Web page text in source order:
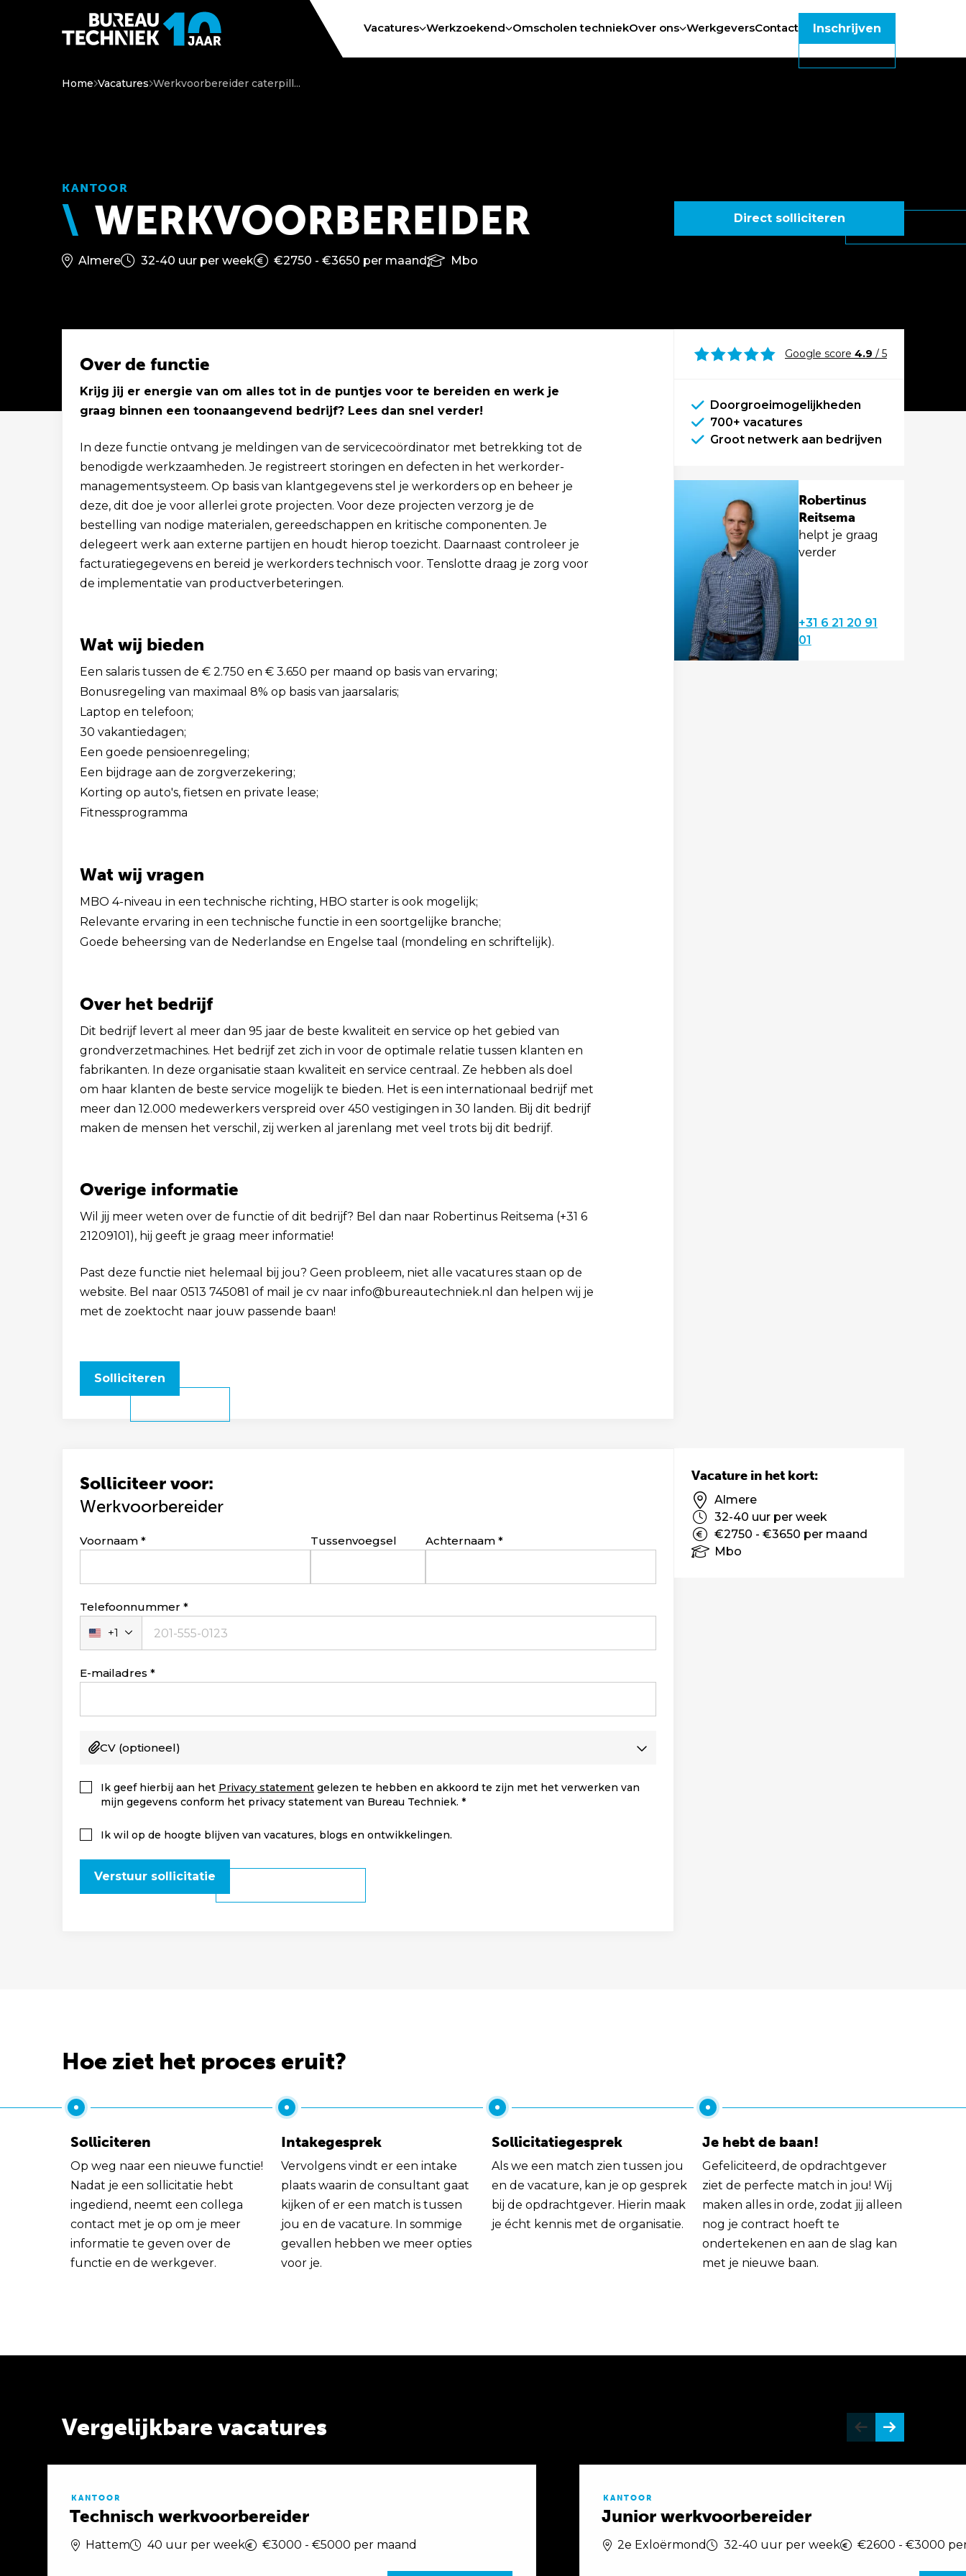
Vacatures Werkzoekend Omscholen techniekOver ons WerkgeversContact Inschrijven
Home Vacatures Werkvoorbereider caterpill...
KANTOOR
WERKVOORBEREIDER Direct solliciteren
Almere 32-40 uur per week €2750 - €3650 per maand Mbo
Solliciteer binnen 1 minuut
Over de functie
Krijg jij er energie van om alles tot in de puntjes voor te bereiden en werk je
graag binnen een toonaangevend bedrijf? Lees dan snel verder!
In deze functie ontvang je meldingen van de servicecoördinator met betrekking tot de
benodigde werkzaamheden. Je registreert storingen en defecten in het werkorder-
managementsysteem. Op basis van klantgegevens stel je werkorders op en beheer je
deze, dit doe je voor allerlei grote projecten. Voor deze projecten verzorg je de
bestelling van nodige materialen, gereedschappen en kritische componenten. Je
delegeert werk aan externe partijen en houdt hierop toezicht. Daarnaast controleer je
facturatiegegevens en bereid je werkorders technisch voor. Tenslotte draag je zorg voor
de implementatie van productverbeteringen.
Wat wij bieden
Een salaris tussen de € 2.750 en € 3.650 per maand op basis van ervaring;
Bonusregeling van maximaal 8% op basis van jaarsalaris;
Laptop en telefoon;
30 vakantiedagen;
Een goede pensioenregeling;
Een bijdrage aan de zorgverzekering;
Korting op auto's, fietsen en private lease;
Fitnessprogramma
Wat wij vragen
MBO 4-niveau in een technische richting, HBO starter is ook mogelijk;
Relevante ervaring in een technische functie in een soortgelijke branche;
Goede beheersing van de Nederlandse en Engelse taal (mondeling en schriftelijk).
Over het bedrijf
Dit bedrijf levert al meer dan 95 jaar de beste kwaliteit en service op het gebied van
grondverzetmachines. Het bedrijf zet zich in voor de optimale relatie tussen klanten en
fabrikanten. In deze organisatie staan kwaliteit en service centraal. Ze hebben als doel
om haar klanten de beste service mogelijk te bieden. Het is een internationaal bedrijf met
meer dan 12.000 medewerkers verspreid over 450 vestigingen in 30 landen. Bij dit bedrijf
maken de mensen het verschil, zij werken al jarenlang met veel trots bij dit bedrijf.
Overige informatie
Wil jij meer weten over de functie of dit bedrijf? Bel dan naar Robertinus Reitsema (+31 6
21209101), hij geeft je graag meer informatie!
Past deze functie niet helemaal bij jou? Geen probleem, niet alle vacatures staan op de
website. Bel naar 0513 745081 of mail je cv naar info@bureautechniek.nl dan helpen wij je
met de zoektocht naar jouw passende baan!
Solliciteren
Google score 4.9 / 5
Doorgroeimogelijkheden
700+ vacatures
Groot netwerk aan bedrijven
Robertinus
Reitsema
helpt je graag
verder
+31 6 21 20 91
01
Solliciteer voor:
Werkvoorbereider
Leave
Voornaam Tussenvoegsel Achternaam
Telefoonnummer
Verenigde
Staten
+1
+1
E-mailadres
CV (optioneel)
Ik geef hierbij aan het Privacy statement gelezen te hebben en akkoord te zijn met het verwerken van
mijn gegevens conform het privacy statement van Bureau Techniek.
Ik wil op de hoogte blijven van vacatures, blogs en ontwikkelingen.
Verstuur sollicitatie
Vacature in het kort:
Almere
32-40 uur per week
€2750 - €3650 per maand
Mbo
Hoe ziet het proces eruit?
Solliciteren
Op weg naar een nieuwe functie!
Nadat je een sollicitatie hebt
ingediend, neemt een collega
contact met je op om je meer
informatie te geven over de
functie en de werkgever.
Intakegesprek
Vervolgens vindt er een intake
plaats waarin de consultant gaat
kijken of er een match is tussen
jou en de vacature. In sommige
gevallen hebben we meer opties
voor je.
Sollicitatiegesprek
Als we een match zien tussen jou
en de vacature, kan je op gesprek
bij de opdrachtgever. Hierin maak
je écht kennis met de organisatie.
Je hebt de baan!
Gefeliciteerd, de opdrachtgever
ziet de perfecte match in jou! Wij
maken alles in orde, zodat jij alleen
nog je contract hoeft te
ondertekenen en aan de slag kan
met je nieuwe baan.
Vergelijkbare vacatures
KANTOOR
Technisch werkvoorbereider
Hattem 40 uur per week €3000 - €5000 per maand
KANTOOR
Junior werkvoorbereider
2e Exloërmond 32-40 uur per week €2600 - €3000